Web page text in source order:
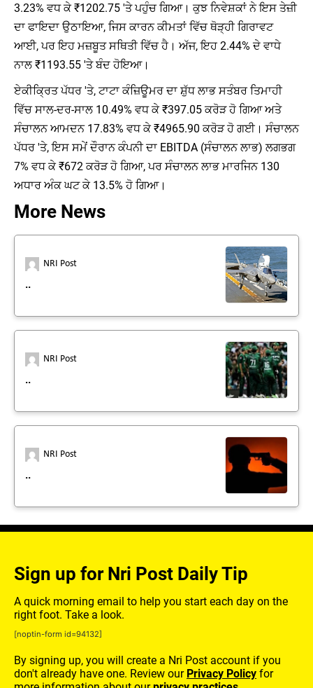
3.23% ਵਧ ਕੇ ₹1202.75 'ਤੇ ਪਹੁੰਚ ਗਿਆ। ਕੁਝ ਨਿਵੇਸ਼ਕਾਂ ਨੇ ਇਸ ਤੇਜ਼ੀ
ਦਾ ਫਾਇਦਾ ਉਠਾਇਆ, ਜਿਸ ਕਾਰਨ ਕੀਮਤਾਂ ਵਿੱਚ ਥੋੜ੍ਹੀ ਗਿਰਾਵਟ
ਆਈ, ਪਰ ਇਹ ਮਜ਼ਬੂਤ ​​ਸਥਿਤੀ ਵਿੱਚ ਹੈ। ਅੱਜ, ਇਹ 2.44% ਦੇ ਵਾਧੇ
ਨਾਲ ₹1193.55 'ਤੇ ਬੰਦ ਹੋਇਆ।
ਏਕੀਕ੍ਰਿਤ ਪੱਧਰ 'ਤੇ, ਟਾਟਾ ਕੰਜ਼ਿਊਮਰ ਦਾ ਸ਼ੁੱਧ ਲਾਭ ਸਤੰਬਰ ਤਿਮਾਹੀ
ਵਿੱਚ ਸਾਲ-ਦਰ-ਸਾਲ 10.49% ਵਧ ਕੇ ₹397.05 ਕਰੋੜ ਹੋ ਗਿਆ ਅਤੇ
ਸੰਚਾਲਨ ਆਮਦਨ 17.83% ਵਧ ਕੇ ₹4965.90 ਕਰੋੜ ਹੋ ਗਈ। ਸੰਚਾਲਨ
ਪੱਧਰ 'ਤੇ, ਇਸ ਸਮੇਂ ਦੌਰਾਨ ਕੰਪਨੀ ਦਾ EBITDA (ਸੰਚਾਲਨ ਲਾਭ) ਲਗਭਗ
7% ਵਧ ਕੇ ₹672 ਕਰੋੜ ਹੋ ਗਿਆ, ਪਰ ਸੰਚਾਲਨ ਲਾਭ ਮਾਰਜਿਨ 130
ਅਧਾਰ ਅੰਕ ਘਟ ਕੇ 13.5% ਹੋ ਗਿਆ।
More News
NRI Post
..
NRI Post
..
NRI Post
..
Sign up for Nri Post Daily Tip
A quick morning email to help you start each day on the
right foot. Take a look.
[noptin-form id=94132]
By signing up, you will create a Nri Post account if you
don't already have one. Review our Privacy Policy for